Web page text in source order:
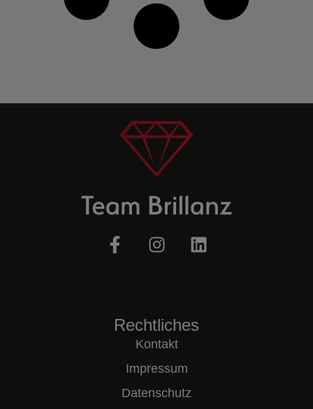
Rechtliches
Kontakt
Impressum
Datenschutz